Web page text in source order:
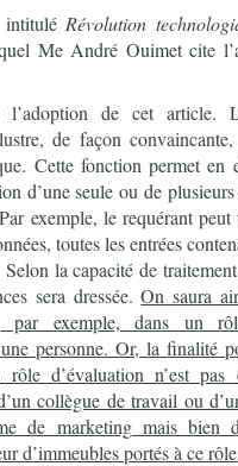
Révolution
Me André Ouimet cite
l’adoption de cet article.
de façon
Cette fonction permet en
d’une seule ou de
exemple, le requérant
toutes les entrées
la capacité de
sera dressée.On saura
par exemple, dans un
personne. Or, la finalité
rôle d’évaluation n’est
collègue de travail ou
de marketing mais bien
d’immeubles portés à ce